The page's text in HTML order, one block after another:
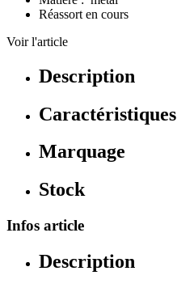
Réassort en cours
Voir l'article
Description
Caractéristiques
Marquage
Stock
Infos article
Description